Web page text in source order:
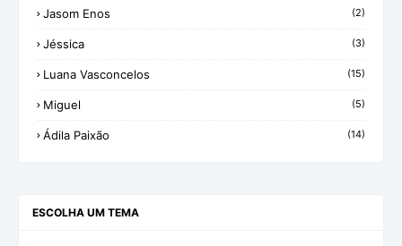
Jasom Enos (2)
Jéssica (3)
Luana Vasconcelos (15)
Miguel (5)
Ádila Paixão (14)
ESCOLHA UM TEMA